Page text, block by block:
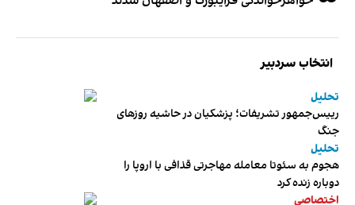
انتخاب سردبیر
تحلیل
رییس‌جمهور تشریفات؛ پزشکیان در حاشیه روزهای
جنگ
تحلیل
هجوم به سئوتا معامله مهاجرتی قذافی با اروپا را
دوباره زنده کرد
اختصاصی